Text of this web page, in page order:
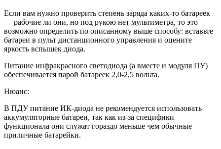
Если вам нужно проверить степень заряда каких-то батареек
— рабочие ли они, но под рукою нет мультиметра, то это
возможно определить по описанному выше способу: вставьте
батареи в пульт дистанционного управления и оцените
яркость вспышек диода.
Питание инфракрасного светодиода (а вместе и модуля ПУ)
обеспечивается парой батареек 2,0-2,5 вольта.
Нюанс:
В ПДУ питание ИК-диода не рекомендуется использовать
аккумуляторные батареи, так как из-за специфики
функционала они служат гораздо меньше чем обычные
приличные батарейки.